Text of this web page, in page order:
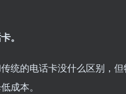
。
的电话卡没什么区别，
成本。